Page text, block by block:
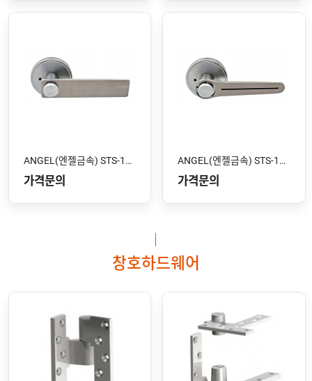
ANGEL(엔젤금속) STS-102 SS
가격문의
ANGEL(엔젤금속) STS-101 SS
가격문의
창호하드웨어